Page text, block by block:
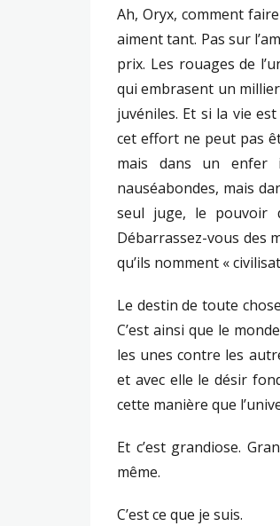
Ah, Oryx, comment
aiment tant. Pas sur
prix. Les rouages de
qui embrasent un
juvéniles. Et si la vie
cet effort ne peut pas
mais dans un enfer
nauséabondes, mais
seul juge, le pouvoir
Débarrassez-vous des
qu’ils nomment «
Le destin de toute
C’est ainsi que le
les unes contre les
et avec elle le désir
cette manière que
Et c’est grandiose.
même.
C’est ce que je suis.